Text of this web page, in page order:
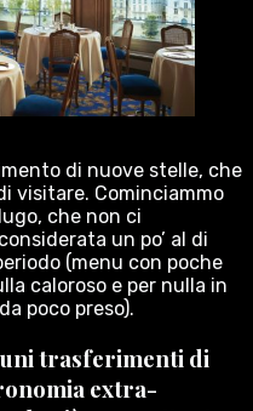
di nuove stelle, che
visitare. Cominciammo
che non ci
un po’ al di
(menu con poche
caloroso e per nulla in
poco preso).
trasferimenti di
extra-